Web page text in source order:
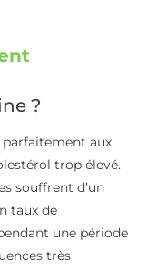
?
aux
trop élevé.
souffrent d’un
taux de
une période
très